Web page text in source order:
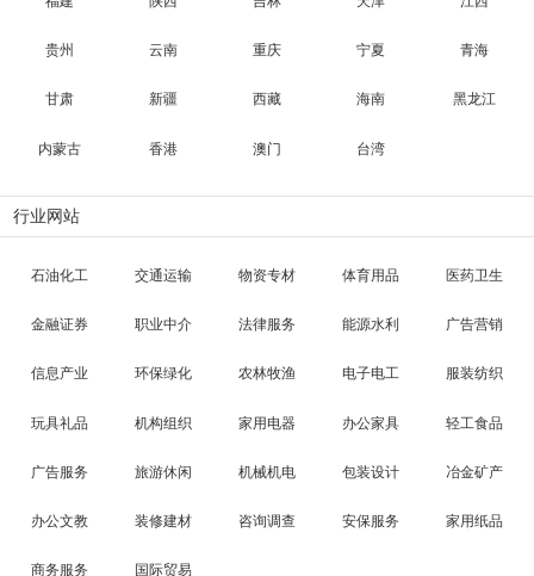
贵州 云南 重庆 宁夏 青海
甘肃 新疆 西藏 海南 黑龙江
内蒙古 香港 澳门 台湾
行业网站
石油化工 交通运输 物资专材 体育用品 医药卫生
金融证券 职业中介 法律服务 能源水利 广告营销
信息产业 环保绿化 农林牧渔 电子电工 服装纺织
玩具礼品 机构组织 家用电器 办公家具 轻工食品
广告服务 旅游休闲 机械机电 包装设计 冶金矿产
办公文教 装修建材 咨询调查 安保服务 家用纸品
商务服务 国际贸易